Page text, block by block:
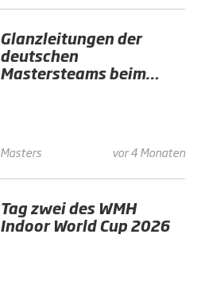
Glanzleitungen der
deutschen
Mastersteams beim
Masters vor 4 Monaten
Tag zwei des WMH
Indoor World Cup 2026